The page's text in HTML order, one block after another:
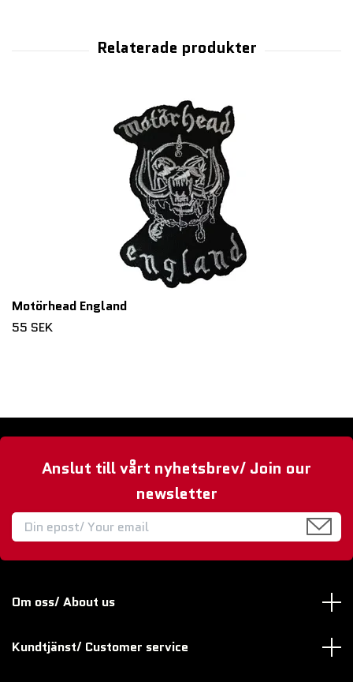
Motörhead England
55 SEK
Anslut till vårt nyhetsbrev/ Join our
newsletter
Om oss/ About us
Kundtjänst/ Customer service